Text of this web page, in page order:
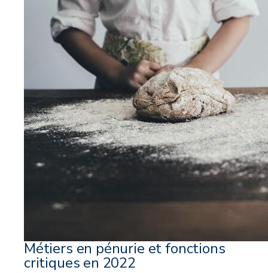
Métiers en pénurie et fonctions
critiques en 2022